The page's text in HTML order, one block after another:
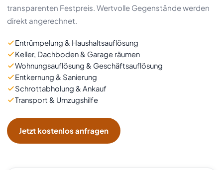
transparenten Festpreis. Wertvolle Gegenstände werden
direkt angerechnet.
Entrümpelung & Haushaltsauflösung
Keller, Dachboden & Garage räumen
Wohnungsauflösung & Geschäftsauflösung
Entkernung & Sanierung
Schrottabholung & Ankauf
Transport & Umzugshilfe
Jetzt kostenlos anfragen